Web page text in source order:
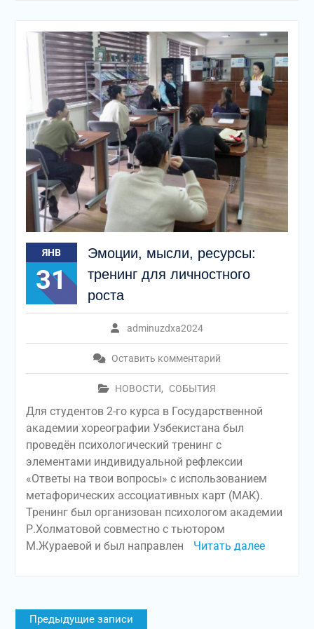
ЯНВ
31
Эмоции, мысли, ресурсы:
тренинг для личностного
роста
adminuzdxa2024
Оставить комментарий
НОВОСТИ, СОБЫТИЯ
Для студентов 2-го курса в Государственной
академии хореографии Узбекистана был
проведён психологический тренинг с
элементами индивидуальной рефлексии
«Ответы на твои вопросы» с использованием
метафорических ассоциативных карт (МАК).
Тренинг был организован психологом академии
Р.Холматовой совместно с тьютором
М.Жураевой и был направлен
Читать далее
Навигация
Предыдущие записи